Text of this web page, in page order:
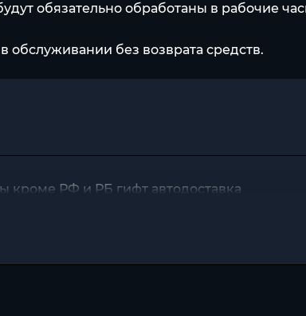
обязательно обработаны в рабочие
без возврата средств.
кроме РФ и РБ гифт автодоставка